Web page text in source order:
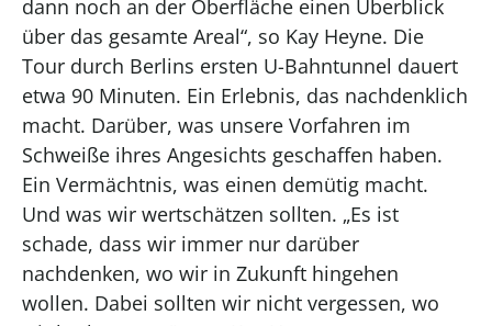
dann noch an der Oberfläche einen Überblick
über das gesamte Areal“, so Kay Heyne. Die
Tour durch Berlins ersten U-Bahntunnel dauert
etwa 90 Minuten. Ein Erlebnis, das nachdenklich
macht. Darüber, was unsere Vorfahren im
Schweiße ihres Angesichts geschaffen haben.
Ein Vermächtnis, was einen demütig macht.
Und was wir wertschätzen sollten. „Es ist
schade, dass wir immer nur darüber
nachdenken, wo wir in Zukunft hingehen
wollen. Dabei sollten wir nicht vergessen, wo